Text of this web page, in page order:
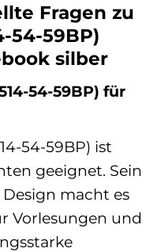
Fragen zu
54-59BP)
silber
54-59BP) für
54-59BP) ist
geeignet. Sein
macht es
Vorlesungen und